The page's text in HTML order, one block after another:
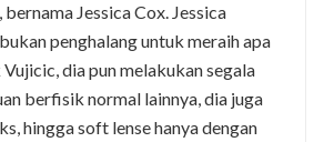
Jessica Cox. Jessica
penghalang untuk meraih apa
dia pun melakukan segala
berfisik normal lainnya, dia juga
hingga soft lense hanya dengan